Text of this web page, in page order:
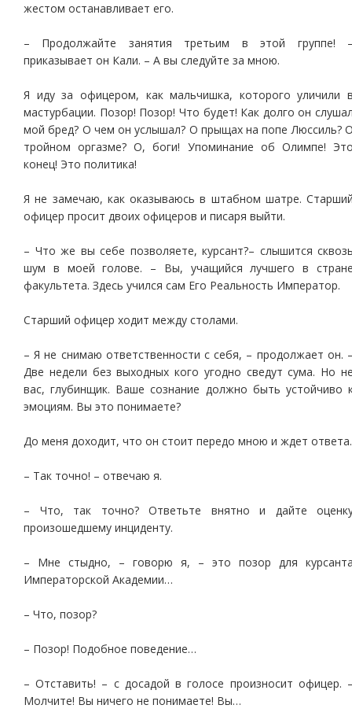
жестом останавливает его.
– Продолжайте занятия третьим в этой группе!
приказывает он Кали. – А вы следуйте за мною.
Я иду за офицером, как мальчишка, которого уличили
мастурбации. Позор! Позор! Что будет! Как долго он
мой бред? О чем он услышал? О прыщах на попе Люссиль?
тройном оргазме? О, боги! Упоминание об Олимпе!
конец! Это политика!
Я не замечаю, как оказываюсь в штабном шатре.
офицер просит двоих офицеров и писаря выйти.
– Что же вы себе позволяете, курсант?– слышится
шум в моей голове. – Вы, учащийся лучшего в
факультета. Здесь учился сам Его Реальность Император.
Старший офицер ходит между столами.
– Я не снимаю ответственности с себя, – продолжает он.
Две недели без выходных кого угодно сведут сума. Но
вас, глубинщик. Ваше сознание должно быть устойчиво
эмоциям. Вы это понимаете?
До меня доходит, что он стоит передо мною и ждет ответа.
– Так точно! – отвечаю я.
– Что, так точно? Ответьте внятно и дайте
произошедшему инциденту.
– Мне стыдно, – говорю я, – это позор для
Императорской Академии…
– Что, позор?
– Позор! Подобное поведение…
– Отставить! – с досадой в голосе произносит офицер.
Молчите! Вы ничего не понимаете! Вы…